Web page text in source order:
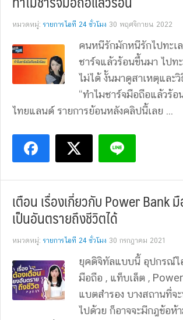
หมวดหมู่: รายการไอที 24 ชั่วโมง 30 พฤศจิกายน 2022
คนหนีรักมักหนีรักไปทะเ
ชาร์จแล้วร้อนขึ้นมา ไปท
ไม่ได้ งั้นมาดูสาเหตุและ
“ทำไมชาร์จมือถือแล้วร้
ไทยแลนด์ รายการย้อนหลังคลิปนี้เลย ...
เตือน เรื่องเกี่ยวกับ Power Bank
เป็นอันตรายถึงชีวิตได้
หมวดหมู่: รายการไอที 24 ชั่วโมง 30 กรกฎาคม 2021
ยุคดิจิทัลแบบนี้ อุปกรณ์ไ
มือถือ , แท็บเล็ต ,
แบตสำรอง บางสถานที่จ
ไปด้วย ก็อาจจะมีกฎข้อห้